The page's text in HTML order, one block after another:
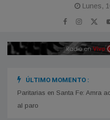
Lunes,
ÚLTIMO MOMENTO :
Paritarias en Santa Fe: Amra
al paro